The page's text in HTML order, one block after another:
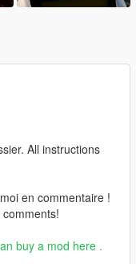
All instructions
en commentaire !
buy a mod here .